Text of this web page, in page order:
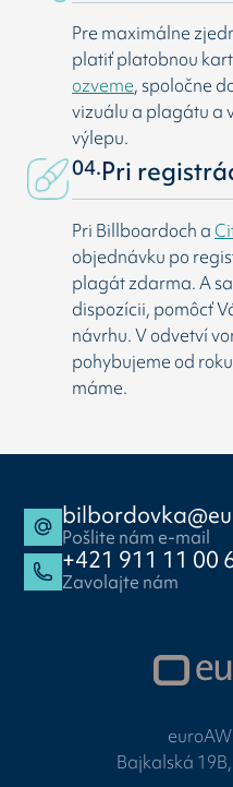
Pre maximálne
platiť platobnou
ozveme, spoločne
vizuálu a plagátu a
výlepu.
04.Pri
Pri Billboardoch a
objednávku po
plagát zdarma. A
dispozícii, pomôcť
návrhu. V odvetví
pohybujeme od
máme.
Pošlite nám e-mail
+421 911 11 00
Zavolajte nám
Bajkalská